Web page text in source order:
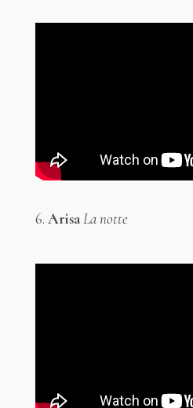
6. Arisa La notte